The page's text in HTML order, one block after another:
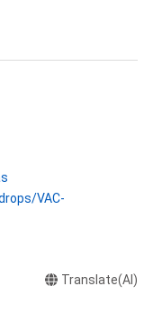
の権利につき登録等を
はその管理委託を受
のため、本アイテム
する創作物にかかる
接権の権利者またはそ
意なしに、上記の「本
超えた行為、知的財産
が、これに限定されま
VAC-
Translate(AI)